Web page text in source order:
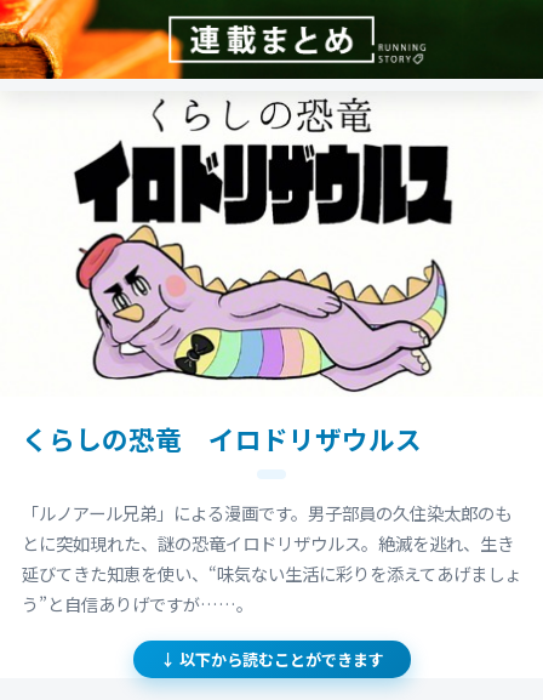
くらしの恐竜 イロドリザウルス
「ルノアール兄弟」による漫画です。男子部員の久住染太郎のも
とに突如現れた、謎の恐竜イロドリザウルス。絶滅を逃れ、生き
延びてきた知恵を使い、“味気ない生活に彩りを添えてあげましょ
う”と自信ありげですが……。